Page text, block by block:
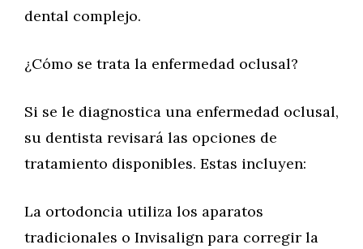
dental complejo.
¿Cómo se trata la enfermedad oclusal?
Si se le diagnostica una enfermedad oclusal,
su dentista revisará las opciones de
tratamiento disponibles. Estas incluyen:
La ortodoncia utiliza los aparatos
tradicionales o Invisalign para corregir la